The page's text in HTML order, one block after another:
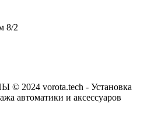
8/2
vorota.tech - Установка
автоматики и аксессуаров